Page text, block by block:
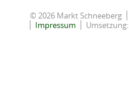
© 2026 Markt Schneeberg
Impressum
Umsetzung: